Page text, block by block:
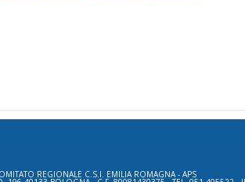
REGIONALE C.S.I. EMILIA ROMAGNA - APS